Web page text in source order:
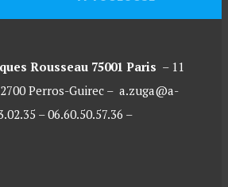
Rousseau 75001 Paris – 11
Perros-Guirec – a.zuga@a-
– 06.60.50.57.36 –